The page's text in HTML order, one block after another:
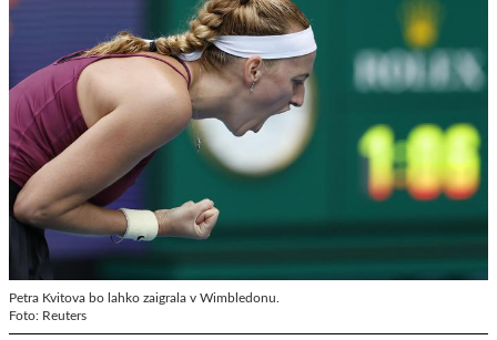
Petra Kvitova bo lahko zaigrala v Wimbledonu.
Foto: Reuters